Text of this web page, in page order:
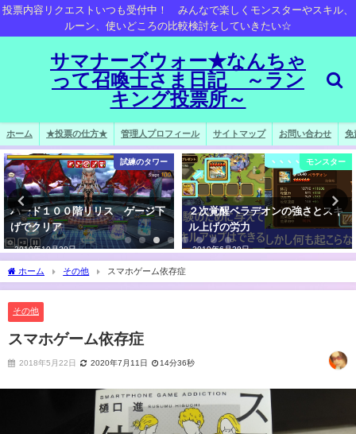
投票内容リクエストいつも受付中！ みんなで楽しくモンスターやスキル、
ルーン、使いどころの比較検討をしていきたい☆
サマナーズウォー★なんちゃ
って召喚士さま日記 ～ラン
キング投票所～
ホーム ★投票の仕方★ 管理人プロフィール サイトマップ お問い合わせ 免
試練のタワー
ハード１００階リリス ゲージ下
げでクリア
2019年10月20日
モンスター
２次覚醒ベラデオンの強さとスキ
ル上げの労力
2019年6月29日
ホーム その他 スマホゲーム依存症
その他
スマホゲーム依存症
2018年5月22日 2020年7月11日 14分36秒